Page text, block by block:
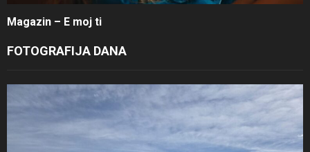
Magazin – E moj ti
FOTOGRAFIJA DANA